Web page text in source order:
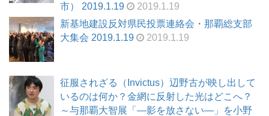
市） 2019.1.19
2019.1.19
新基地建設反対県民投票連絡会・那覇総支部
大集会 2019.1.19
2019.1.19
征服されざる（Invictus）辺野古が映し出して
いるのは何か？金網に反射した光はどこへ？
～与那覇大智展「―影を放さない―」を小野